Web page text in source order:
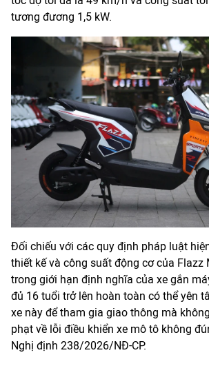
tương đương 1,5 kW.
Đối chiếu với các quy định pháp luật
thiết kế và công suất động cơ của Flazz
trong giới hạn định nghĩa của xe gắn
đủ 16 tuổi trở lên hoàn toàn có thể yên
xe này để tham gia giao thông mà
phạt về lỗi điều khiển xe mô tô không
Nghị định 238/2026/NĐ-CP.